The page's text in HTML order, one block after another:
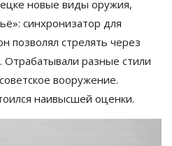
новые виды оружия,
»: синхронизатор для
позволял стрелять через
разные стили
вооружение.
наивысшей оценки.